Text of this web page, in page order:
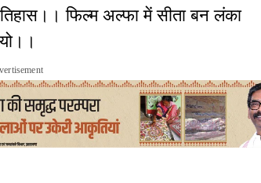
फिल्म अल्फा में सीता बन लंका